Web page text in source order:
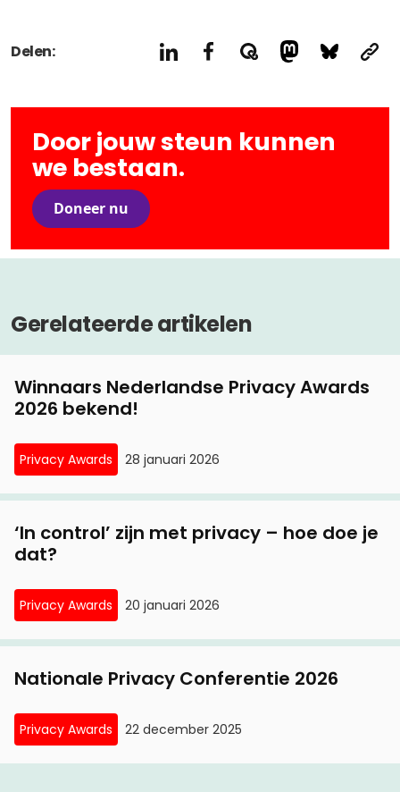
Delen:
Door jouw steun kunnen
we bestaan.
Doneer nu
Gerelateerde artikelen
Winnaars Nederlandse Privacy Awards
2026 bekend!
Privacy Awards 28 januari 2026
‘In control’ zijn met privacy – hoe doe je
dat?
Privacy Awards 20 januari 2026
Nationale Privacy Conferentie 2026
Privacy Awards 22 december 2025